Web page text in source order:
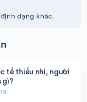
dạng khác.
tế thiếu nhi, người
gì?